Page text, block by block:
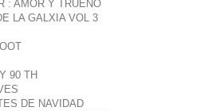
: AMOR Y TRUENO
LA GALXIA VOL 3
90 TH
DE NAVIDAD